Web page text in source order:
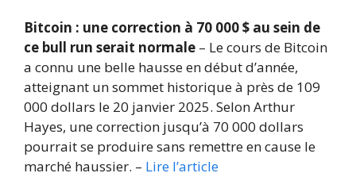
Bitcoin : une correction à 70 000 $ au sein de
ce bull run serait normale – Le cours de Bitcoin
a connu une belle hausse en début d’année,
atteignant un sommet historique à près de 109
000 dollars le 20 janvier 2025. Selon Arthur
Hayes, une correction jusqu’à 70 000 dollars
pourrait se produire sans remettre en cause le
marché haussier. – Lire l’article